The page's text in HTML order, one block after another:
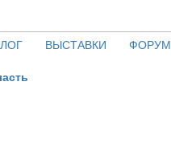
ВЫСТАВКИ ФОРУМ